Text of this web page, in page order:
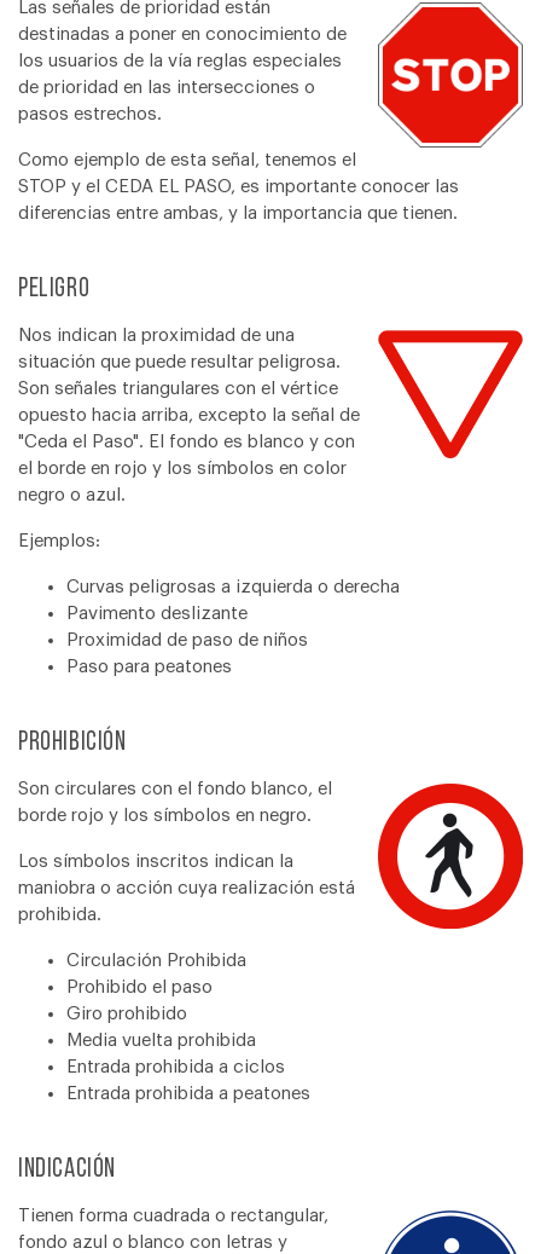
Las señales de prioridad están
destinadas a poner en conocimiento de
los usuarios de la vía reglas especiales
de prioridad en las intersecciones o
pasos estrechos.
Como ejemplo de esta señal, tenemos el
STOP y el CEDA EL PASO, es importante conocer las
diferencias entre ambas, y la importancia que tienen.
Peligro
Nos indican la proximidad de una
situación que puede resultar peligrosa.
Son señales triangulares con el vértice
opuesto hacia arriba, excepto la señal de
"Ceda el Paso". El fondo es blanco y con
el borde en rojo y los símbolos en color
negro o azul.
Ejemplos:
Curvas peligrosas a izquierda o derecha
Pavimento deslizante
Proximidad de paso de niños
Paso para peatones
Prohibición
Son circulares con el fondo blanco, el
borde rojo y los símbolos en negro.
Los símbolos inscritos indican la
maniobra o acción cuya realización está
prohibida.
Circulación Prohibida
Prohibido el paso
Giro prohibido
Media vuelta prohibida
Entrada prohibida a ciclos
Entrada prohibida a peatones
Indicación
Tienen forma cuadrada o rectangular,
fondo azul o blanco con letras y